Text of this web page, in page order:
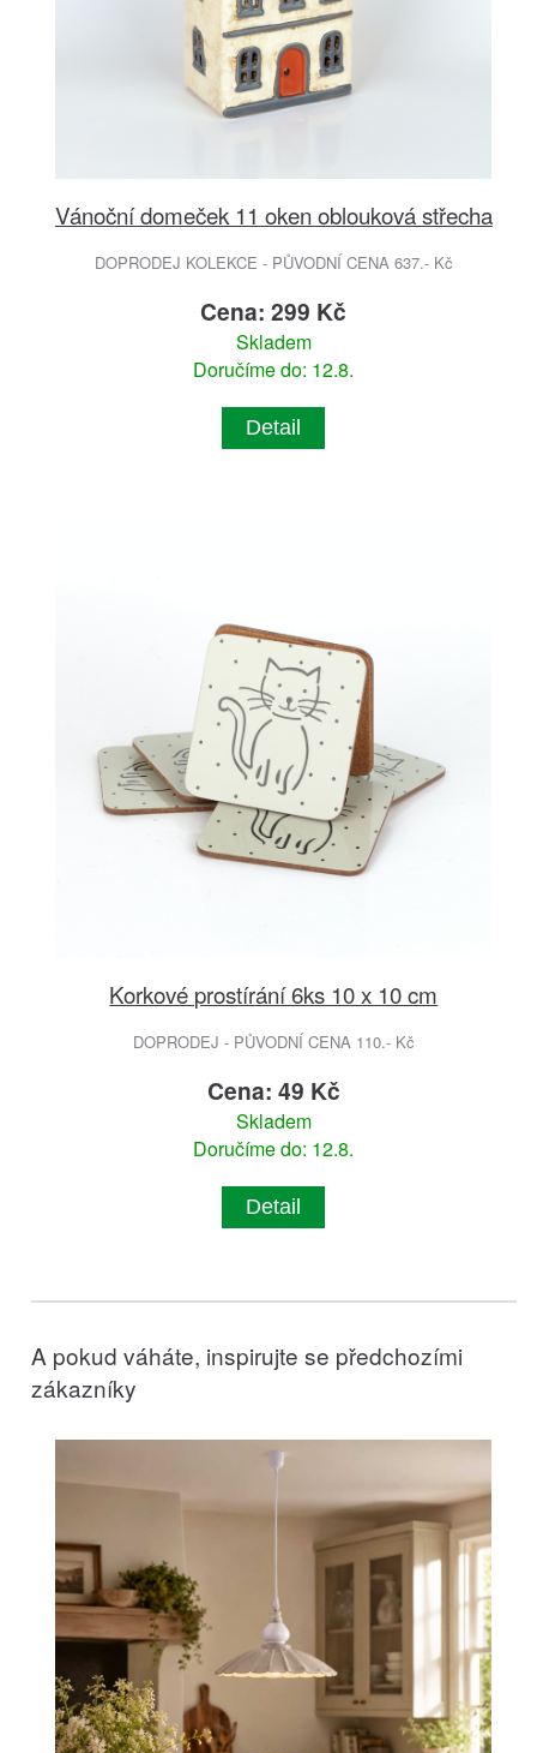
Vánoční domeček 11 oken oblouková střecha
DOPRODEJ KOLEKCE - PŮVODNÍ CENA 637.- Kč
Cena: 299 Kč
Skladem
Doručíme do: 12.8.
Detail
Korkové prostírání 6ks 10 x 10 cm
DOPRODEJ - PŮVODNÍ CENA 110.- Kč
Cena: 49 Kč
Skladem
Doručíme do: 12.8.
Detail
A pokud váháte, inspirujte se předchozími
zákazníky